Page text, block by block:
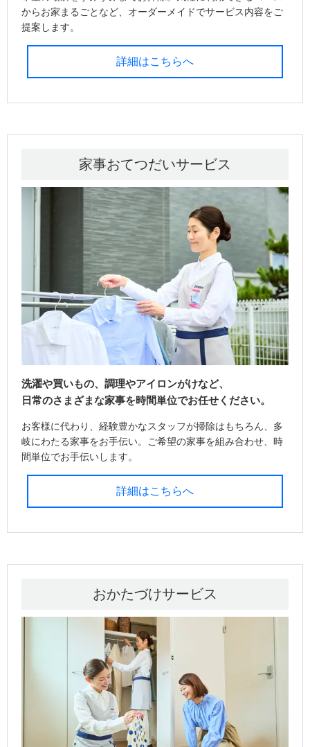
からお家まるごとなど、オーダーメイドでサービス内容をご
提案します。
詳細はこちらへ
家事おてつだいサービス
洗濯や買いもの、調理やアイロンがけなど、
日常のさまざまな家事を時間単位でお任せください。
お客様に代わり、経験豊かなスタッフが掃除はもちろん、多
岐にわたる家事をお手伝い。ご希望の家事を組み合わせ、時
間単位でお手伝いします。
詳細はこちらへ
おかたづけサービス